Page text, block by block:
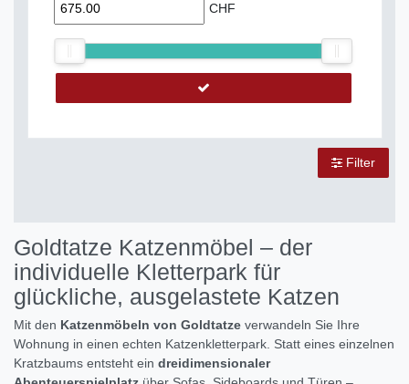
CHF
Filter
Goldtatze Katzenmöbel – der
individuelle Kletterpark für
glückliche, ausgelastete Katzen
Mit den Katzenmöbeln von Goldtatze verwandeln Sie Ihre
Wohnung in einen echten Katzenkletterpark. Statt eines einzelnen
Kratzbaums entsteht ein dreidimensionaler